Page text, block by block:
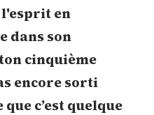
en
dans son
cinquième
encore sorti
c’est quelque